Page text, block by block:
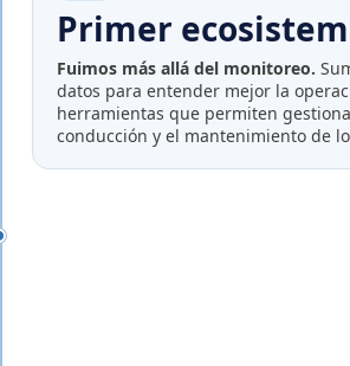
Primer
Fuimos más allá del monitoreo.
datos para entender mejor la
herramientas que permiten
conducción y el mantenimiento de